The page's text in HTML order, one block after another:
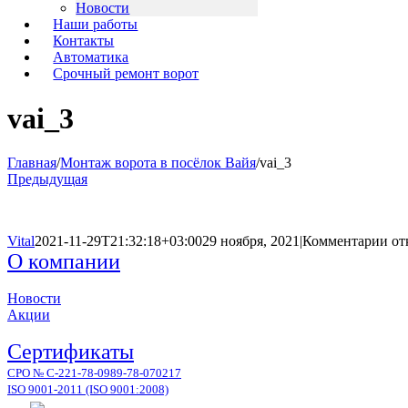
Новости
Наши работы
Контакты
Автоматика
Срочный ремонт ворот
vai_3
Главная/Монтаж ворота в посёлок Вайя/vai_3
Предыдущая
Vital2021-11-29T21:32:18+03:0029 ноября, 2021 |Комментарии к
О компании
Новости
Акции
Сертификаты
СРО № С-221-78-0989-78-070217
ISO 9001-2011 (ISO 9001:2008)